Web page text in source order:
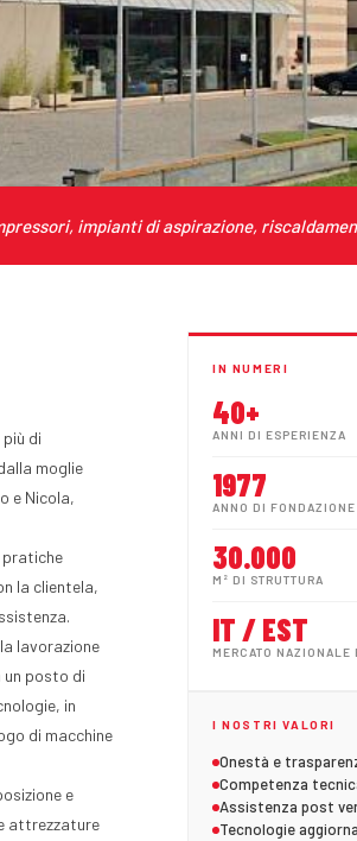
impianti di aspirazione,
più di
moglie
e Nicola,
la clientela,
lavorazione
un posto di
in
di macchine
e
attrezzature
IN NUMERI
40+
ANNI DI ESPERIENZA
1977
ANNO DI FONDAZIONE
30.000
M² DI STRUTTURA
IT / EST
MERCATO NAZIONALE
I NOSTRI VALORI
Onestà e
Competenza
Assistenza post
Tecnologie